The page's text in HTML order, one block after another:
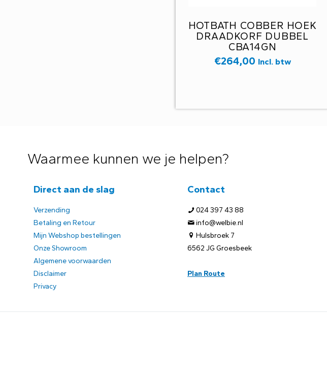
HOTBATH COBBER HOEK
DRAADKORF DUBBEL
CBA14GN
€264,00 Incl. btw
Waarmee kunnen we je helpen?
Direct aan de slag
Verzending
Betaling en Retour
Mijn Webshop bestellingen
Onze Showroom
Algemene voorwaarden
Disclaimer
Privacy
Contact
024 397 43 88
info@welbie.nl
Hulsbroek 7
6562 JG Groesbeek
Plan Route